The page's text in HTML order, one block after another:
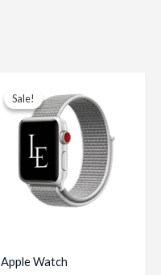
Sale!
Sale!
Apple Watch